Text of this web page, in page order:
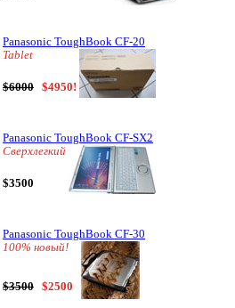
Panasonic ToughBook CF-20
Tablet
$6000 $4950!
Panasonic ToughBook CF-SX2
Сверхлегкий
$3500
Panasonic ToughBook CF-30
100% новый!
$3500 $2500